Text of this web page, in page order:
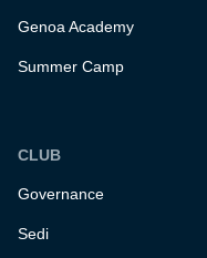
Genoa Academy
Summer Camp
CLUB
Governance
Sedi